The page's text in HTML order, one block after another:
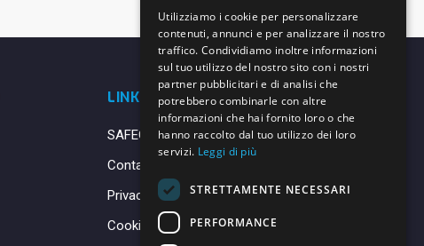
LINK UTILI
SAFEGUARDING
Contatti
Privacy Policy
Cookie Policy
Utilizziamo i cookie per personalizzare
contenuti, annunci e per analizzare il nostro
traffico. Condividiamo inoltre informazioni
sul tuo utilizzo del nostro sito con i nostri
partner pubblicitari e di analisi che
potrebbero combinarle con altre
informazioni che hai fornito loro o che
hanno raccolto dal tuo utilizzo dei loro
servizi. Leggi di più
STRETTAMENTE NECESSARI
PERFORMANCE